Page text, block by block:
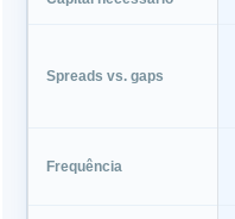
Spreads vs. gaps
Frequência